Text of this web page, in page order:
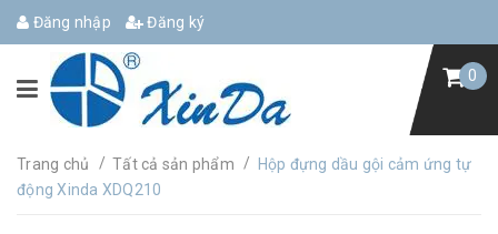
Đăng nhập Đăng ký
0
Trang chủ / Tất cả sản phẩm /
Hộp đựng dầu gội cảm ứng tự
động Xinda XDQ210